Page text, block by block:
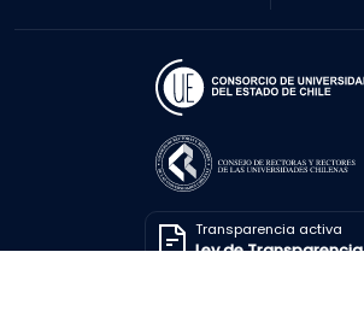
Transparencia activa
Ley de Transparencia